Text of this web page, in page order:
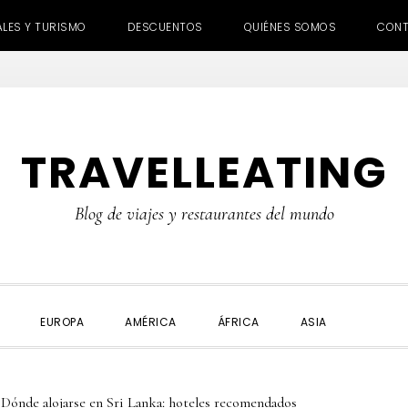
Y TURISMO DESCUENTOS QUIÉNES SOMOS
TRAVELLEATING
Blog de viajes y restaurantes del mundo
EUROPA AMÉRICA ÁFRICA ASIA
alojarse en Sri Lanka: hoteles recomendados